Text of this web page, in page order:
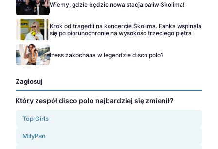
Wiemy, gdzie będzie nowa stacja paliw Skolima!
Krok od tragedii na koncercie Skolima. Fanka wspinała
się po piorunochronie na wysokość trzeciego piętra
Iness zakochana w legendzie disco polo?
Zagłosuj
Który zespół disco polo najbardziej się zmienił?
Top Girls
MiłyPan